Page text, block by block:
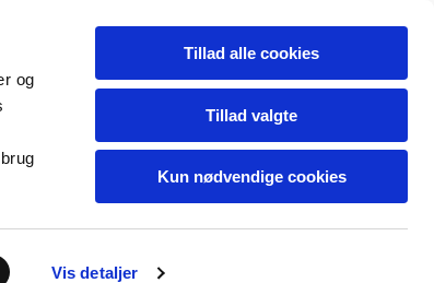
og
Vis detaljer
Tillad alle cookies
Tillad valgte
Kun nødvendige cookies